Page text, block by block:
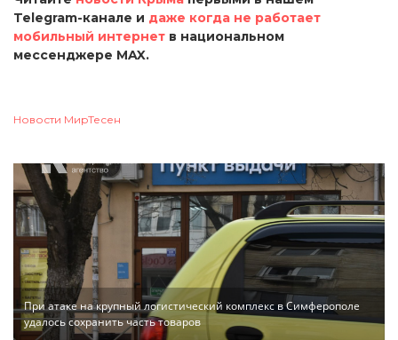
Telegram-канале и даже когда не работает
мобильный интернет в национальном
мессенджере MAX.
Новости МирТесен
При атаке на крупный логистический комплекс в Симферополе
удалось сохранить часть товаров